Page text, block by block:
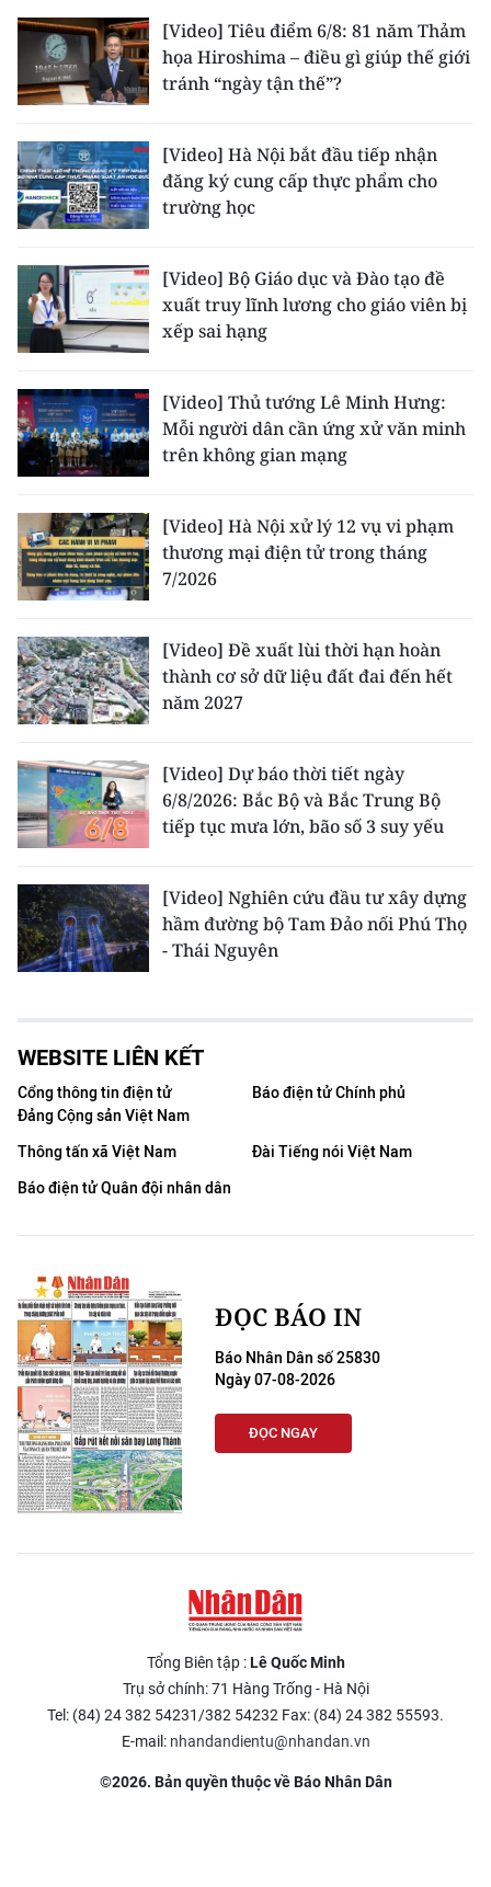
[Video] Tiêu điểm 6/8: 81 năm Thảm
họa Hiroshima – điều gì giúp thế giới
tránh “ngày tận thế”?
[Video] Hà Nội bắt đầu tiếp nhận
đăng ký cung cấp thực phẩm cho
trường học
[Video] Bộ Giáo dục và Đào tạo đề
xuất truy lĩnh lương cho giáo viên bị
xếp sai hạng
[Video] Thủ tướng Lê Minh Hưng:
Mỗi người dân cần ứng xử văn minh
trên không gian mạng
[Video] Hà Nội xử lý 12 vụ vi phạm
thương mại điện tử trong tháng
7/2026
[Video] Đề xuất lùi thời hạn hoàn
thành cơ sở dữ liệu đất đai đến hết
năm 2027
[Video] Dự báo thời tiết ngày
6/8/2026: Bắc Bộ và Bắc Trung Bộ
tiếp tục mưa lớn, bão số 3 suy yếu
[Video] Nghiên cứu đầu tư xây dựng
hầm đường bộ Tam Đảo nối Phú Thọ
- Thái Nguyên
WEBSITE LIÊN KẾT
Cổng thông tin điện tử
Đảng Cộng sản Việt Nam
Báo điện tử Chính phủ
Thông tấn xã Việt Nam
Đài Tiếng nói Việt Nam
Báo điện tử Quân đội nhân dân
ĐỌC BÁO IN
Báo Nhân Dân số 25830
Ngày 07-08-2026
ĐỌC NGAY
Tổng Biên tập :Lê Quốc Minh
Trụ sở chính: 71 Hàng Trống - Hà Nội
Tel: (84) 24 382 54231/382 54232 Fax: (84) 24 382 55593.
E-mail: nhandandientu@nhandan.vn
©2026. Bản quyền thuộc về Báo Nhân Dân